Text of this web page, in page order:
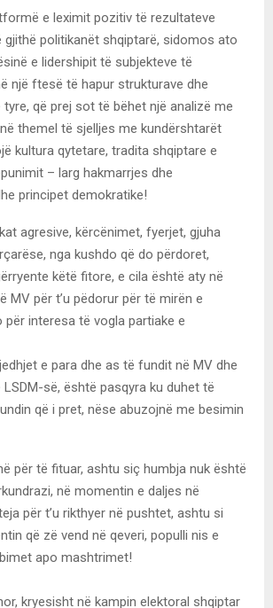
e leximit pozitiv të rezultateve
gjithë politikanët shqiptarë, sidomos ato
e lidershipit të subjekteve të
një ftesë të hapur strukturave dhe
që prej sot të bëhet një analizë me
themel të sjelljes me kundërshtarët
kultura qytetare, tradita shqiptare e
– larg hakmarrjes dhe
principet demokratike!
agresive, kërcënimet, fyerjet, gjuha
nga kushdo që do përdoret,
këtë fitore, e cila është aty në
MV për t’u pëdorur për të mirën e
për interesa të vogla partiake e
e para dhe as të fundit në MV dhe
LSDM-së, është pasqyra ku duhet të
që i pret, nëse abuzojnë me besimin
për të fituar, ashtu siç humbja nuk është
në momentin e daljes në
për t’u rikthyer në pushtet, ashtu si
që zë vend në qeveri, populli nis e
apo mashtrimet!
kryesisht në kampin elektoral shqiptar